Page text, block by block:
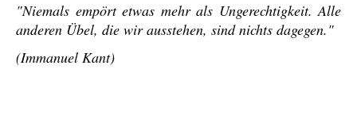
"Niemals empört etwas mehr als Ungerechtigkeit. Alle
anderen Übel, die wir ausstehen, sind nichts dagegen."
(Immanuel Kant)